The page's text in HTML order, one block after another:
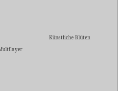
Künstliche Blüten